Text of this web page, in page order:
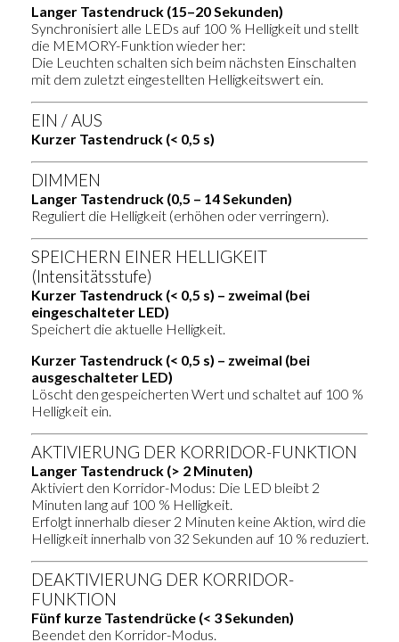
Langer Tastendruck (15–20 Sekunden)
Synchronisiert alle LEDs auf 100 % Helligkeit und stellt
die MEMORY-Funktion wieder her:
Die Leuchten schalten sich beim nächsten Einschalten
mit dem zuletzt eingestellten Helligkeitswert ein.
EIN / AUS
Kurzer Tastendruck (< 0,5 s)
DIMMEN
Langer Tastendruck (0,5 – 14 Sekunden)
Reguliert die Helligkeit (erhöhen oder verringern).
SPEICHERN EINER HELLIGKEIT
(Intensitätsstufe)
Kurzer Tastendruck (< 0,5 s) – zweimal (bei
eingeschalteter LED)
Speichert die aktuelle Helligkeit.
Kurzer Tastendruck (< 0,5 s) – zweimal (bei
ausgeschalteter LED)
Löscht den gespeicherten Wert und schaltet auf 100 %
Helligkeit ein.
AKTIVIERUNG DER KORRIDOR-FUNKTION
Langer Tastendruck (> 2 Minuten)
Aktiviert den Korridor-Modus: Die LED bleibt 2
Minuten lang auf 100 % Helligkeit.
Erfolgt innerhalb dieser 2 Minuten keine Aktion, wird die
Helligkeit innerhalb von 32 Sekunden auf 10 % reduziert.
DEAKTIVIERUNG DER KORRIDOR-
FUNKTION
Fünf kurze Tastendrücke (< 3 Sekunden)
Beendet den Korridor-Modus.